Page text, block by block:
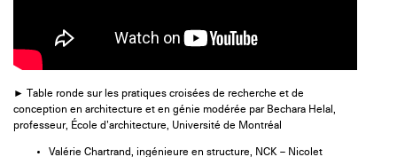
►
Table ronde sur les pratiques croisées de recherche et de
conception en architecture et en génie modérée par Bechara Helal,
professeur, École d’architecture, Université de Montréal
Valérie Chartrand, ingénieure en structure, NCK – Nicolet